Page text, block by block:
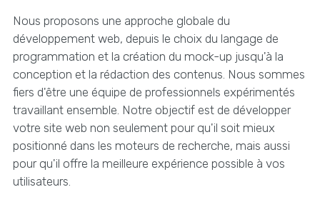
Nous proposons une approche globale du
développement web, depuis le choix du langage de
programmation et la création du mock-up jusqu'à la
conception et la rédaction des contenus. Nous sommes
fiers d'être une équipe de professionnels expérimentés
travaillant ensemble. Notre objectif est de développer
votre site web non seulement pour qu'il soit mieux
positionné dans les moteurs de recherche, mais aussi
pour qu'il offre la meilleure expérience possible à vos
utilisateurs.